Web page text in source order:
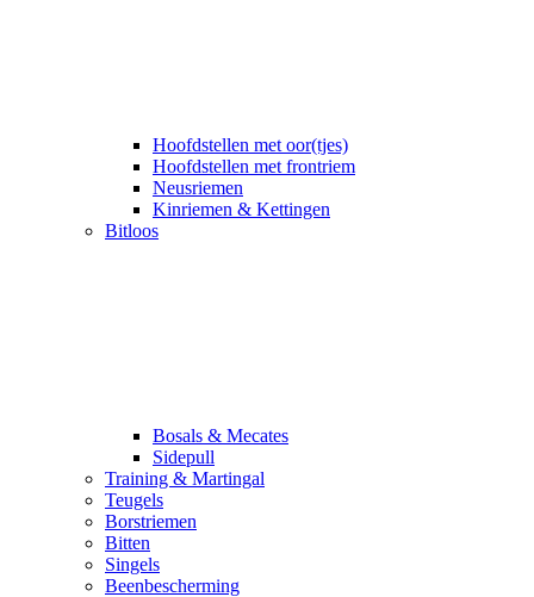
Hoofdstellen met oor(tjes)
Hoofdstellen met frontriem
Neusriemen
Kinriemen & Kettingen
Bitloos
Bosals & Mecates
Sidepull
Training & Martingal
Teugels
Borstriemen
Bitten
Singels
Beenbescherming